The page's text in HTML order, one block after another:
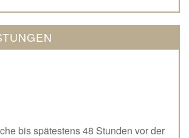
bis spätestens 48 Stunden vor der